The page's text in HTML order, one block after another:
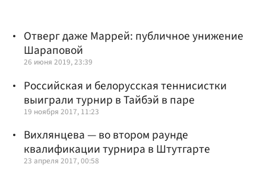
Отверг даже Маррей: публичное унижение
Шараповой
26 июня 2019, 23:39
Российская и белорусская теннисистки
выиграли турнир в Тайбэй в паре
19 ноября 2017, 11:23
Вихлянцева — во втором раунде
квалификации турнира в Штутгарте
23 апреля 2017, 00:58